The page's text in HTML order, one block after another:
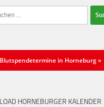
Blutspendetermine in Horneburg »
HORNEBURGER KALENDER